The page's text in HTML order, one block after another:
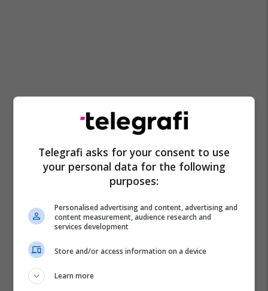
Telegrafi asks for your consent to use
your personal data for the following
purposes:
Personalised advertising and content, advertising and
content measurement, audience research and
services development
Store and/or access information on a device
Learn more